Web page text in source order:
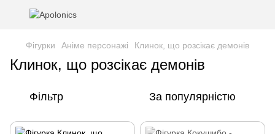
Фігурки Аніме персонажі Клинок, що розсікає демонів
Клинок, що розсікає демонів
Фільтр За популярністю